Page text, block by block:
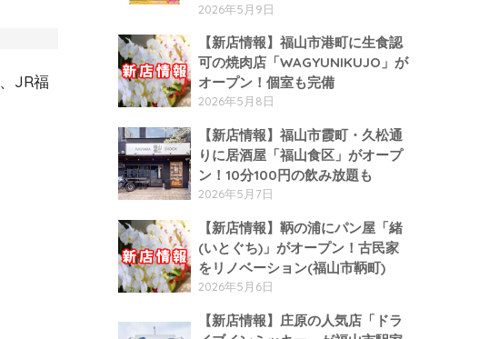
、JR福
2026年5月9日
【新店情報】福山市港町に生食認
可の焼肉店「WAGYUNIKUJO」が
オープン！個室も完備
2026年5月8日
【新店情報】福山市霞町・久松通
りに居酒屋「福山食区」がオープ
ン！10分100円の飲み放題も
2026年5月7日
【新店情報】鞆の浦にパン屋「緒
(いとぐち)」がオープン！古民家
をリノベーション(福山市鞆町)
2026年5月6日
【新店情報】庄原の人気店「ドラ